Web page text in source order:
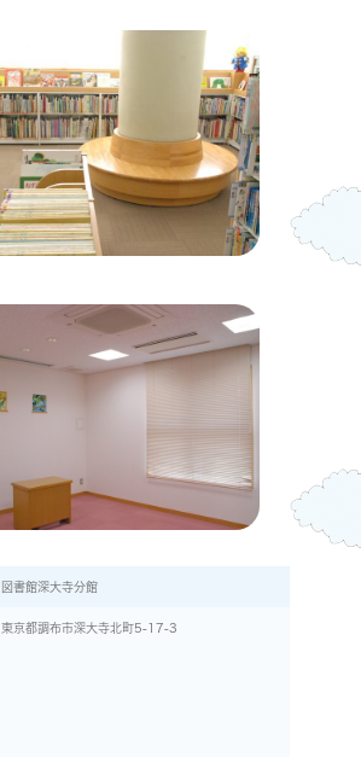
図書館深大寺分館
東京都調布市深大寺北町5-17-3